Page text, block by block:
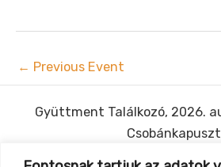
← Previous Event
Gyüttment Találkozó, 2026.